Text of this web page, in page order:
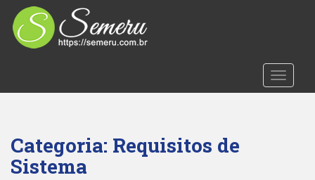
Categoria: Requisitos de
Sistema